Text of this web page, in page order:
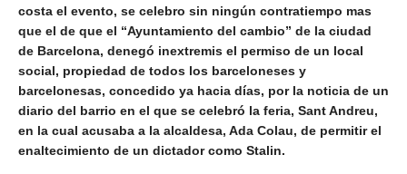
costa el evento, se celebro sin ningún contratiempo mas
que el de que el “Ayuntamiento del cambio” de la ciudad
de Barcelona, denegó inextremis el permiso de un local
social, propiedad de todos los barceloneses y
barcelonesas, concedido ya hacia días, por la noticia de un
diario del barrio en el que se celebró la feria, Sant Andreu,
en la cual acusaba a la alcaldesa, Ada Colau, de permitir el
enaltecimiento de un dictador como Stalin.